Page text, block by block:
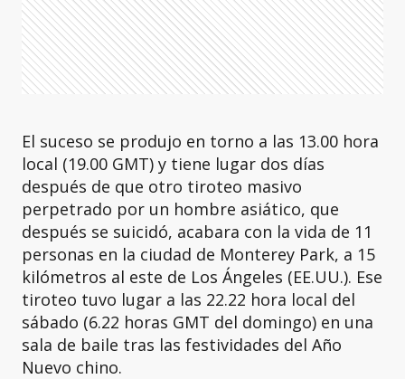
El suceso se produjo en torno a las 13.00 hora
local (19.00 GMT) y tiene lugar dos días
después de que otro tiroteo masivo
perpetrado por un hombre asiático, que
después se suicidó, acabara con la vida de 11
personas en la ciudad de Monterey Park, a 15
kilómetros al este de Los Ángeles (EE.UU.). Ese
tiroteo tuvo lugar a las 22.22 hora local del
sábado (6.22 horas GMT del domingo) en una
sala de baile tras las festividades del Año
Nuevo chino.